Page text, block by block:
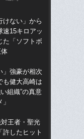
けない」から
15キロアッ
た「ソフトボ
体
」強豪が相次
も健大高崎は
組織”の真意
対王者・聖光
したヒット